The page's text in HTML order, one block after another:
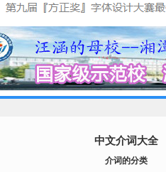
中文介词大全
介词的分类